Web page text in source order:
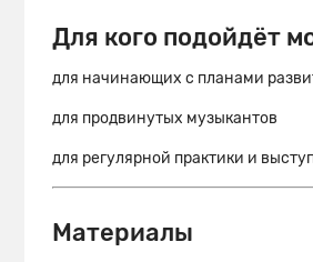
Для кого подойдёт
для начинающих с планами
для продвинутых музыкантов
для регулярной практики и
Материалы